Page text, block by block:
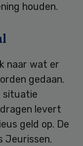
houden.
naar wat er
gedaan.
situatie
levert
geld op. De
Jeurissen.